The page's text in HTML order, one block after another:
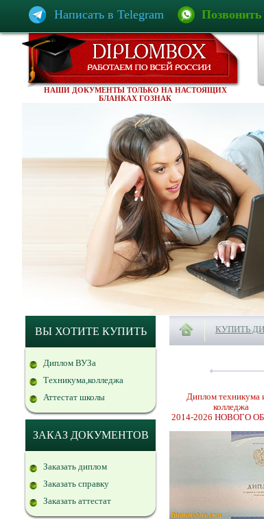
Написать в Telegram
НАШИ ДОКУМЕНТЫ ТОЛЬКО НА НАСТОЯЩИХ
БЛАНКАХ ГОЗНАК
ВЫ ХОТИТЕ КУПИТЬ
Диплом ВУЗа
Техникума,колледжа
Аттестат школы
ЗАКАЗ ДОКУМЕНТОВ
Заказать диплом
Заказать справку
Заказать аттестат
КУПИТЬ
Диплом техникума
колледжа
2014-2026 НОВОГО